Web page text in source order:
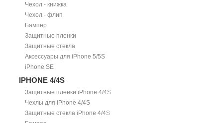
Чехол - книжка
Чехол - флип
Бампер
Защитные пленки
Защитные стекла
Аксессуары для iPhone 5/5S
iPhone SE
IPHONE 4/4S
Защитные пленки iPhone 4/4S
Чехлы для iPhone 4/4S
Защитные стекла iPhone 4/4S